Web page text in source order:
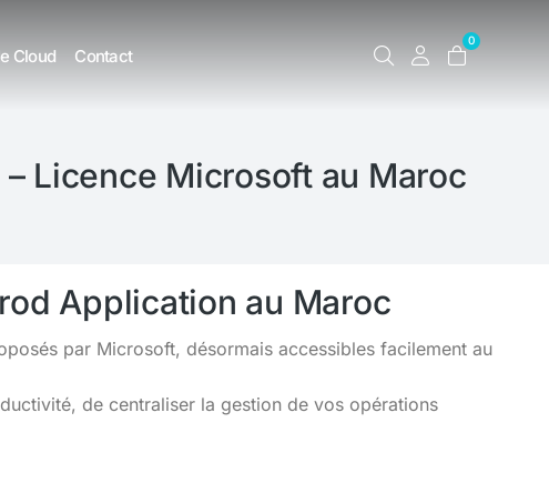
Cloud Contact
0
Licence Microsoft au Maroc
Application au Maroc
par Microsoft, désormais accessibles facilement au
de centraliser la gestion de vos opérations